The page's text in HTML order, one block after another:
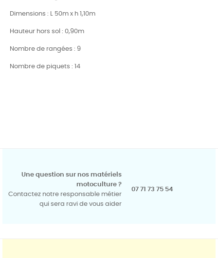
Dimensions : L 50m x h 1,10m
Hauteur hors sol : 0,90m
Nombre de rangées : 9
Nombre de piquets : 14
Une question sur nos matériels
motoculture ?
Contactez notre responsable métier
qui sera ravi de vous aider
07 71 73 75 54